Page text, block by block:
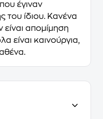
έγιναν
ίδιου. Κανένα
απομίμηση
είναι καινούργια,